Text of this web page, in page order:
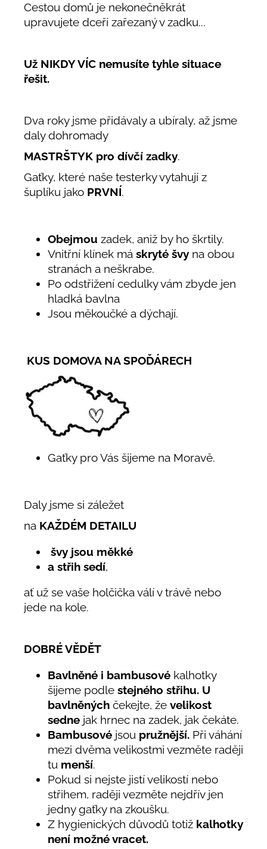
Cestou domů je nekonečněkrát
upravujete dceři zařezaný v zadku...
Už NIKDY VÍC nemusíte tyhle situace
řešit.
Dva roky jsme přidávaly a ubíraly, až jsme
daly dohromady
MASTRŠTYK pro dívčí zadky.
Gaťky, které naše testerky vytahují z
šuplíku jako PRVNÍ.
Obejmou zadek, aniž by ho škrtily.
Vnitřní klínek má skryté švy na obou
stranách a neškrabe.
Po odstřižení cedulky vám zbyde jen
hladká bavlna
Jsou měkoučké a dýchají.
KUS DOMOVA NA SPOĎÁRECH
Gaťky pro Vás šijeme na Moravě.
Daly jsme si záležet
na KAŽDÉM DETAILU
švy jsou měkké
a střih sedí,
ať už se vaše holčička válí v trávě nebo
jede na kole.
DOBRÉ VĚDĚT
Bavlněné i bambusové kalhotky
šijeme podle stejného střihu. U
bavlněných čekejte, že velikost
sedne jak hrnec na zadek, jak čekáte.
Bambusové jsou pružnější. Při váhání
mezi dvěma velikostmi vezměte raději
tu menší.
Pokud si nejste jistí velikostí nebo
střihem, raději vezměte nejdřív jen
jedny gaťky na zkoušku.
Z hygienických důvodů totiž kalhotky
není možné vracet.